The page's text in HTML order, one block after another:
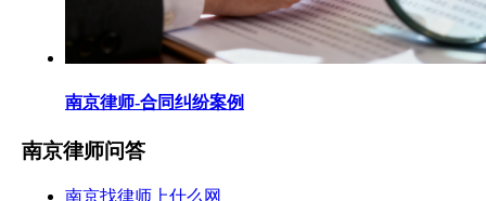
南京律师-合同纠纷案例
南京律师问答
南京找律师上什么网